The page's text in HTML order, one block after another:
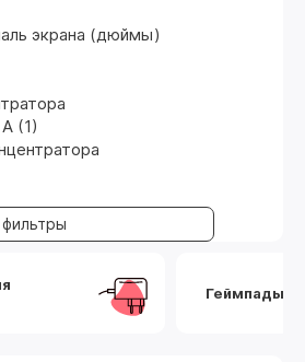
экрана (дюймы)
(1)
Геймпады